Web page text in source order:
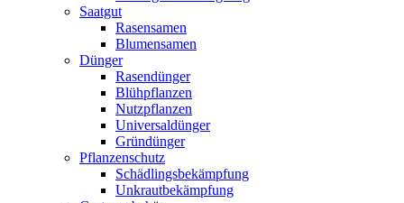
Saatgut
Rasensamen
Blumensamen
Dünger
Rasendünger
Blühpflanzen
Nutzpflanzen
Universaldünger
Gründünger
Pflanzenschutz
Schädlingsbekämpfung
Unkrautbekämpfung